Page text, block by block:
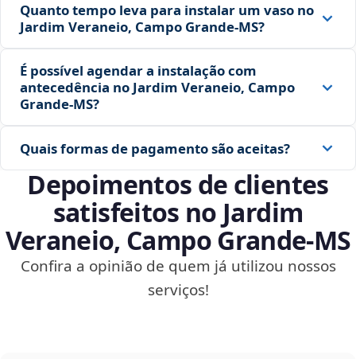
Quanto tempo leva para instalar um vaso no
Jardim Veraneio, Campo Grande‑MS?
É possível agendar a instalação com
antecedência no Jardim Veraneio, Campo
Grande‑MS?
Quais formas de pagamento são aceitas?
Depoimentos de clientes
satisfeitos no Jardim
Veraneio, Campo Grande‑MS
Confira a opinião de quem já utilizou nossos
serviços!